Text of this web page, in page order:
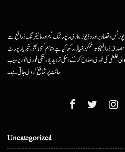
تصاویر اور وڈیوز ہماری رپورٹنگ ٹیم اور مانیٹرنگ ذرائع سے
ذرائع کا ہرممکن خیال رکھا گیا ہے، تاہم کسی بھی خبر یا رپورٹ
غلطی کی فوری اصلاح کرکے اسکی تردید یا درستگی فوری طور پر ویب
سائٹ پر شائع کردی جاتی ہے۔
Uncategorized